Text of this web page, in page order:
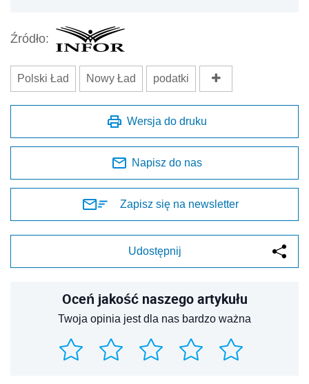
Źródło:
Polski Ład Nowy Ład podatki
Wersja do druku
Napisz do nas
Zapisz się na newsletter
Udostępnij
Oceń jakość naszego artykułu
Twoja opinia jest dla nas bardzo ważna